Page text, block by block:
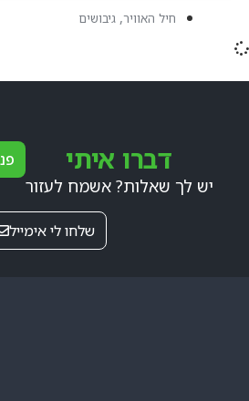
חיל האוויר, גיבושים
דברו איתי
יש לך שאלות? אשמח לעזור
שלחו לי אימייל